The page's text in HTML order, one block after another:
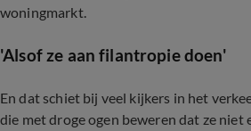
woningmarkt.
'Alsof ze aan filantropie doen'
En dat schiet bij veel kijkers in het
die met droge ogen beweren dat ze